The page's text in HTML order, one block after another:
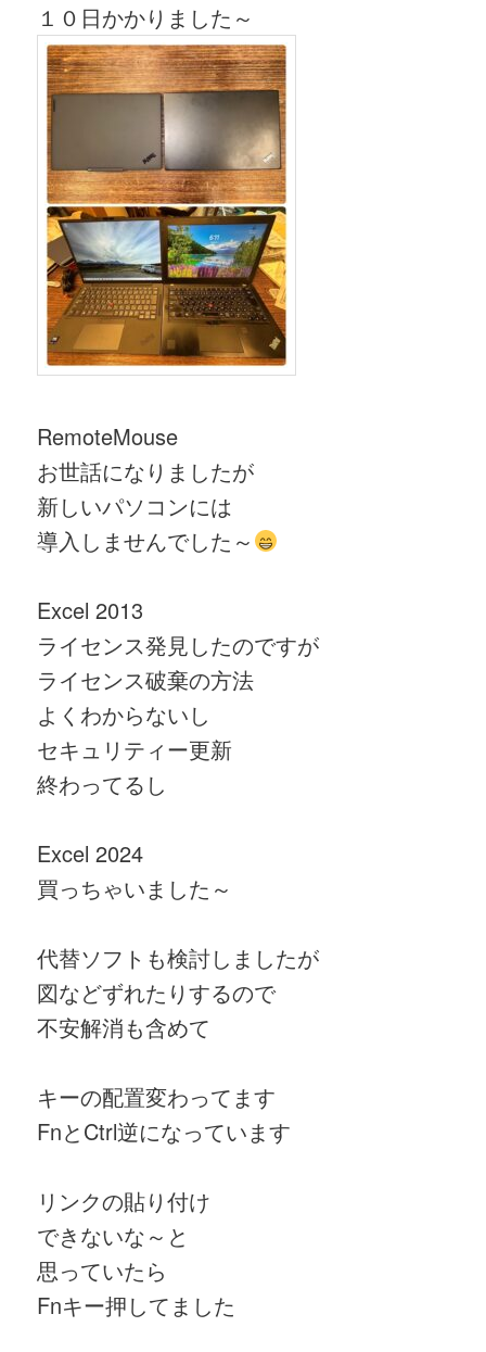
１０日かかりました～
RemoteMouse
お世話になりましたが
新しいパソコンには
導入しませんでした～
Excel 2013
ライセンス発見したのですが
ライセンス破棄の方法
よくわからないし
セキュリティー更新
終わってるし
Excel2024
買っちゃいました～
代替ソフトも検討しましたが
図などずれたりするので
不安解消も含めて
キーの配置変わってます
FnとCtrl逆になっています
リンクの貼り付け
できないな～と
思っていたら
Fnキー押してました